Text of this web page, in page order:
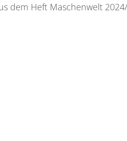
dem Heft Maschenwelt